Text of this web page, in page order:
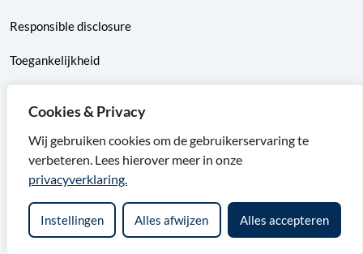
Cookies & Privacy
Wij gebruiken cookies om de gebruikerservaring te
verbeteren. Lees hierover meer in onze
privacyverklaring.
Instellingen Alles afwijzen Alles accepteren
Responsible disclosure
Toegankelijkheid
F
a
c
e
X
v
a
n
n
t
i
n
k